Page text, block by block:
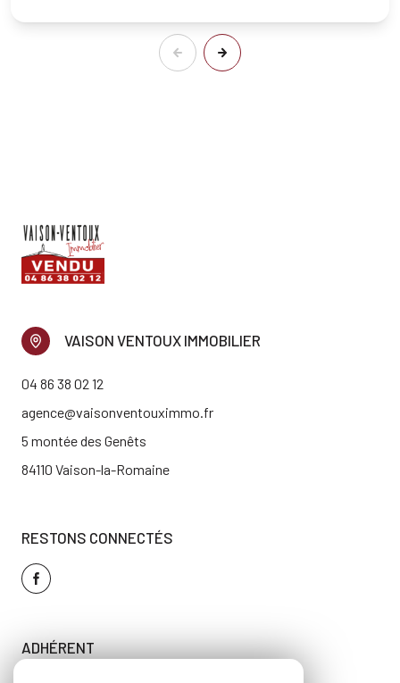
VAISON VENTOUX IMMOBILIER
04 86 38 02 12
agence@vaisonventouximmo.fr
5 montée des Genêts
84110 Vaison-la-Romaine
RESTONS CONNECTÉS
ADHÉRENT